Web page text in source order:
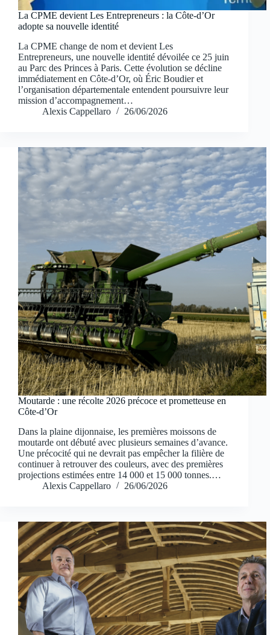
La CPME devient Les Entrepreneurs : la Côte-d’Or
adopte sa nouvelle identité
La CPME change de nom et devient Les
Entrepreneurs, une nouvelle identité dévoilée ce 25 juin
au Parc des Princes à Paris. Cette évolution se décline
immédiatement en Côte-d’Or, où Éric Boudier et
l’organisation départementale entendent poursuivre leur
mission d’accompagnement…
Alexis Cappellaro
26/06/2026
Moutarde : une récolte 2026 précoce et prometteuse en
Côte-d’Or
Dans la plaine dijonnaise, les premières moissons de
moutarde ont débuté avec plusieurs semaines d’avance.
Une précocité qui ne devrait pas empêcher la filière de
continuer à retrouver des couleurs, avec des premières
projections estimées entre 14 000 et 15 000 tonnes.…
Alexis Cappellaro
26/06/2026